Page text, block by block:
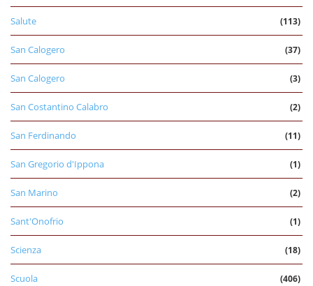
Salute (113)
San Calogero (37)
San Calogero (3)
San Costantino Calabro (2)
San Ferdinando (11)
San Gregorio d'Ippona (1)
San Marino (2)
Sant'Onofrio (1)
Scienza (18)
Scuola (406)